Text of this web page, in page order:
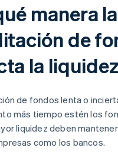
manera la
de
la
de fondos lenta o
más tiempo estén los
liquidez deben
como los bancos.